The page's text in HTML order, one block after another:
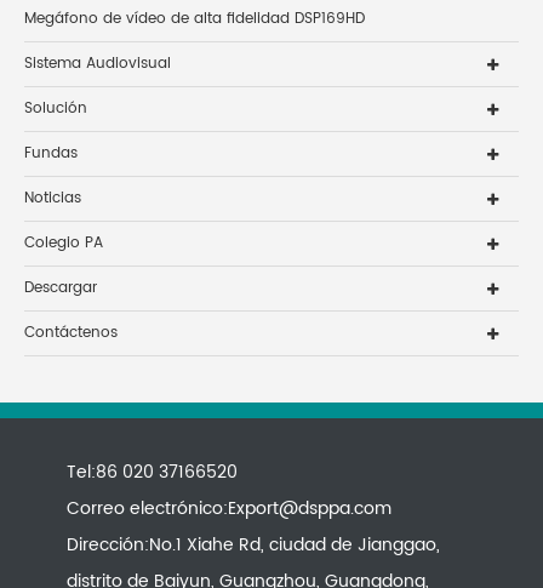
Megáfono de vídeo de alta fidelidad DSP169HD
Sistema Audiovisual
Solución
Fundas
Noticias
Colegio PA
Descargar
Contáctenos
Tel:86 020 37166520
Correo electrónico:Export@dsppa.com
Dirección:No.1 Xiahe Rd, ciudad de Jianggao,
distrito de Baiyun, Guangzhou, Guangdong,